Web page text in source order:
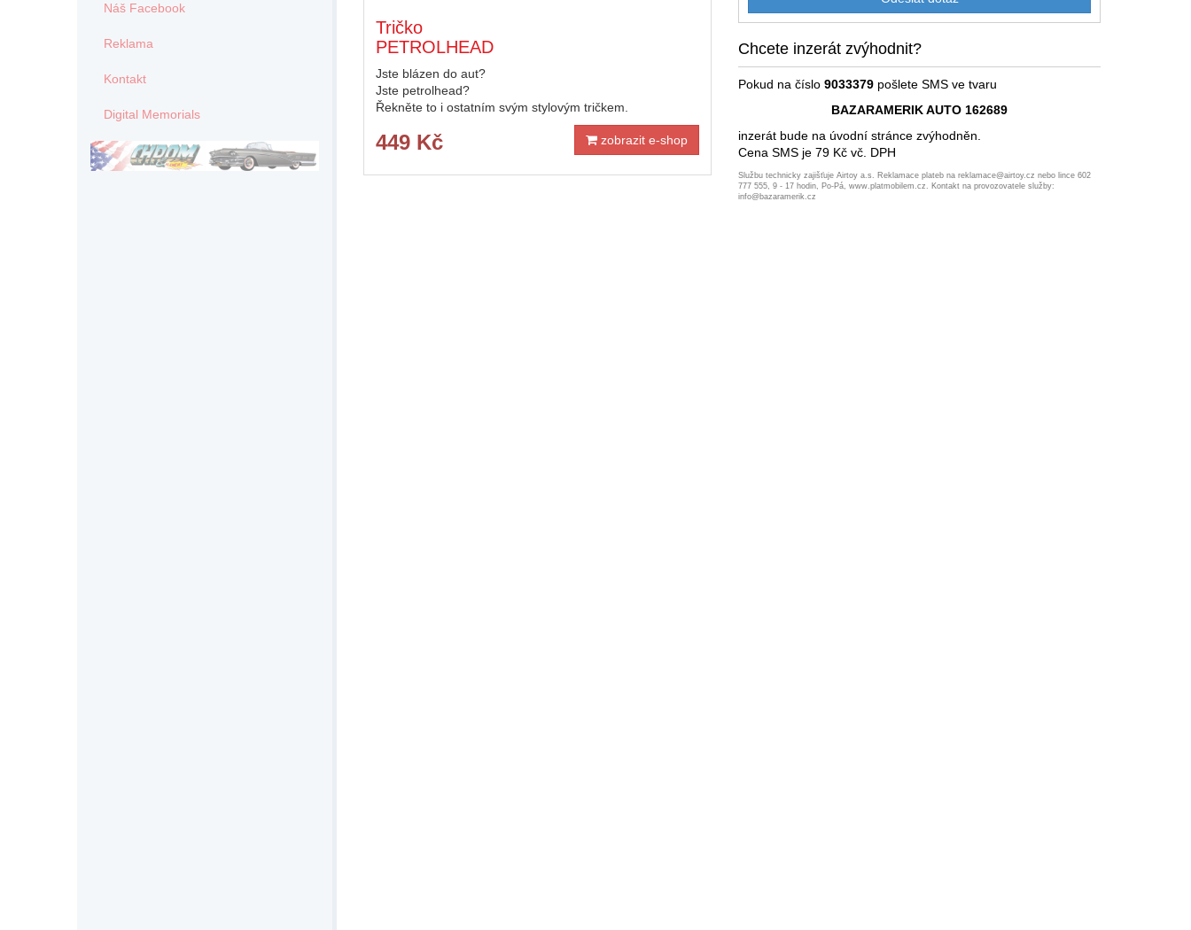
Tričko
PETROLHEAD
Jste blázen do aut?
Jste petrolhead?
Řekněte to i ostatním svým stylovým tričkem.
zobrazit e-shop
449 Kč
Chcete inzerát zvýhodnit?
Pokud na číslo9033379 pošlete SMS ve tvaru
BAZARAMERIK AUTO 162689
inzerát bude na úvodní stránce zvýhodněn.
Cena SMS je 79 Kč vč. DPH
Službu technicky zajišťuje Airtoy a.s. Reklamace plateb na reklamace@airtoy.cz nebo lince 602
777 555, 9 - 17 hodin, Po-Pá, www.platmobilem.cz. Kontakt na provozovatele služby:
info@bazaramerik.cz
Náš Facebook
Reklama
Kontakt
Digital Memorials